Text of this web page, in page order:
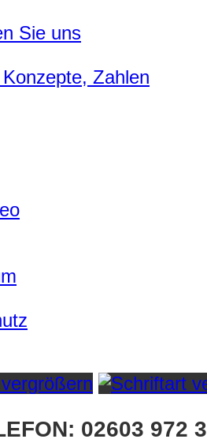
Sie uns
Zahlen
02603 972